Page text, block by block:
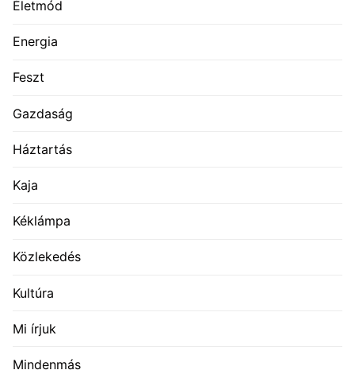
Életmód
Energia
Feszt
Gazdaság
Háztartás
Kaja
Kéklámpa
Közlekedés
Kultúra
Mi írjuk
Mindenmás